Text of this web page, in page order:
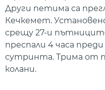
Други петима са
Кечкемет.
срещу 27-и
преспали 4 часа
сутринта. Трима от
колани.